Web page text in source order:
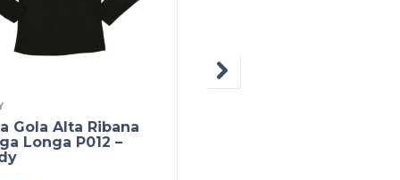
Gola Alta Ribana
Longa P012 –